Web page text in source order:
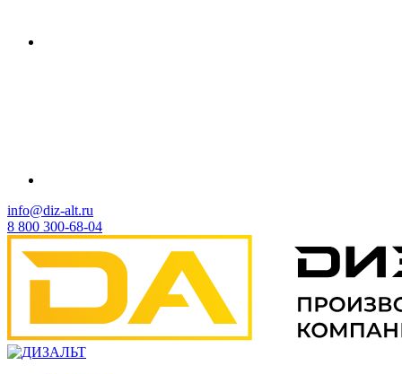
info@diz-alt.ru
8 800 300-68-04